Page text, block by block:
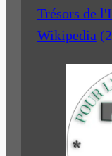
Trésors de
Wikipedia